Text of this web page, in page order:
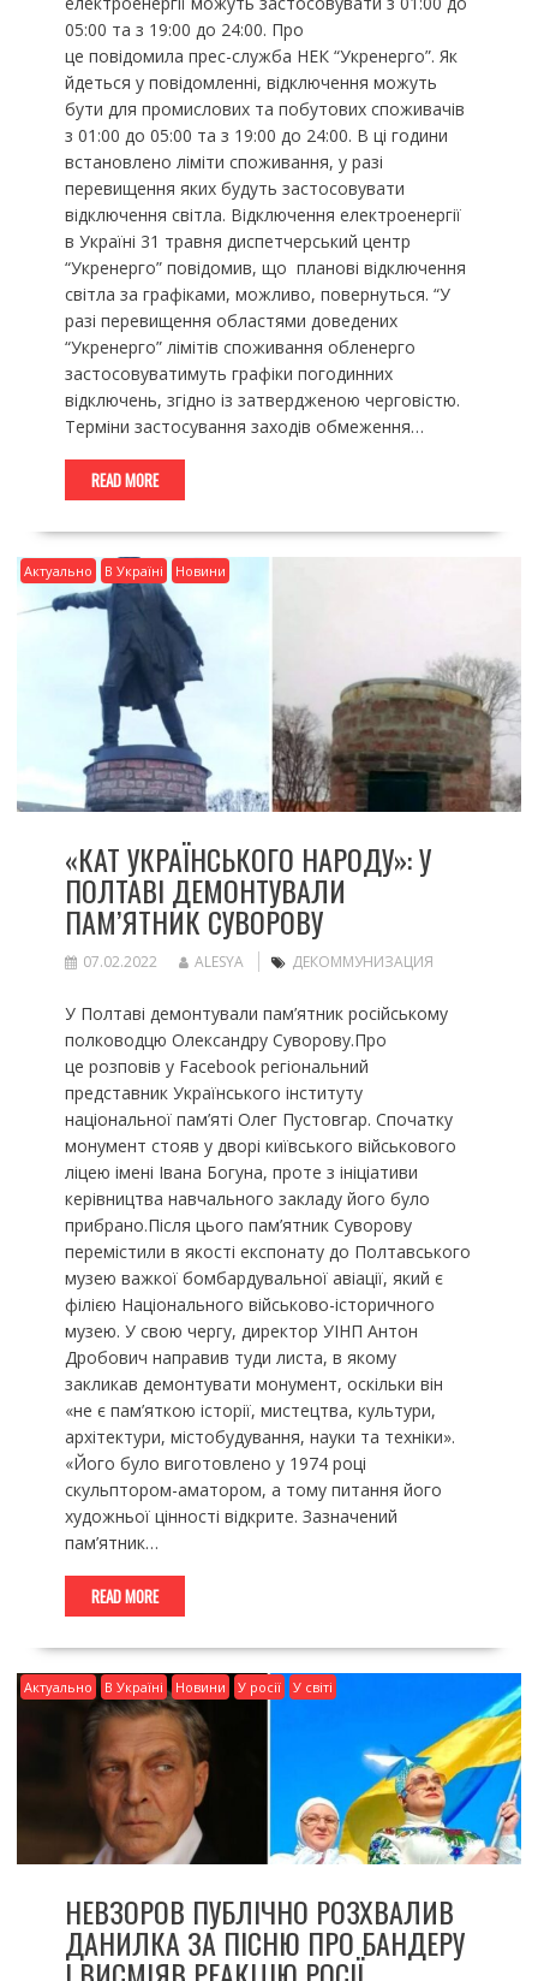
05:00 та з 19:00 до 24:00. Про
це повідомила прес-служба НЕК “Укренерго”. Як
йдеться у повідомленні, відключення можуть
бути для промислових та побутових споживачів
з 01:00 до 05:00 та з 19:00 до 24:00. В ці години
встановлено ліміти споживання, у разі
перевищення яких будуть застосовувати
відключення світла. Відключення електроенергії
в Україні 31 травня диспетчерський центр
“Укренерго” повідомив, що планові відключення
світла за графіками, можливо, повернуться. “У
разі перевищення областями доведених
“Укренерго” лімітів споживання обленерго
застосовуватимуть графіки погодинних
відключень, згідно із затвердженою черговістю.
Терміни застосування заходів обмеження…
READ MORE
Актуально В Україні Новини
«КАТ УКРАЇНСЬКОГО НАРОДУ»: У
ПОЛТАВІ ДЕМОНТУВАЛИ
ПАМ’ЯТНИК СУВОРОВУ
07.02.2022 ALESYA ДЕКОММУНИЗАЦИЯ
У Полтаві демонтували пам’ятник російському
полководцю Олександру Суворову.Про
це розповів у Facebook регіональний
представник Українського інституту
національної пам’яті Олег Пустовгар. Спочатку
монумент стояв у дворі київського військового
ліцею імені Івана Богуна, проте з ініціативи
керівництва навчального закладу його було
прибрано.Після цього пам’ятник Суворову
перемістили в якості експонату до Полтавського
музею важкої бомбардувальної авіації, який є
філією Національного військово-історичного
музею. У свою чергу, директор УІНП Антон
Дробович направив туди листа, в якому
закликав демонтувати монумент, оскільки він
«не є пам’яткою історії, мистецтва, культури,
архітектури, містобудування, науки та техніки».
«Його було виготовлено у 1974 році
скульптором-аматором, а тому питання його
художньої цінності відкрите. Зазначений
пам’ятник…
READ MORE
Актуально В Україні Новини У росії У світі
НЕВЗОРОВ ПУБЛІЧНО РОЗХВАЛИВ
ДАНИЛКА ЗА ПІСНЮ ПРО БАНДЕРУ